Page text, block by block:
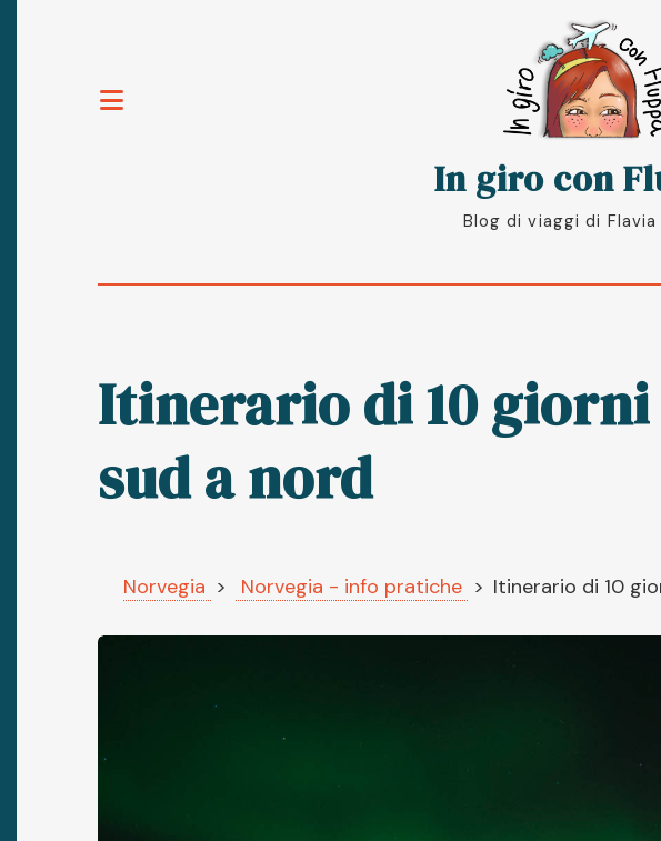
In giro con
Blog di viaggi di Flavia
Itinerario di 10
sud a nord
Norvegia Norvegia - info pratiche Itinerario di 10